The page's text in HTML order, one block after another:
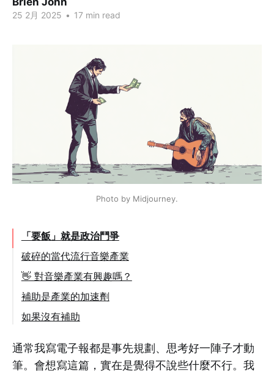
25 2月 2025 • 17 min read
Photo by Midjourney.
「要飯」就是政治鬥爭
破碎的當代流行音樂產業
👋 對音樂產業有興趣嗎？
補助是產業的加速劑
如果沒有補助
通常我寫電子報都是事先規劃、思考好一陣子才動
筆。會想寫這篇，實在是覺得不說些什麼不行。我